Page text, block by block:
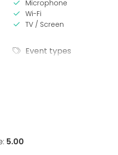
Microphone
Wi-Fi
TV / Screen
Event types
5.00